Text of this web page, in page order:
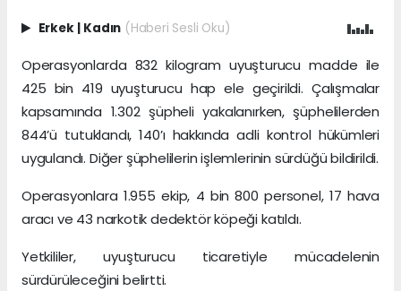
Erkek | Kadın (Haberi Sesli Oku)
Operasyonlarda 832 kilogram uyuşturucu madde ile
425 bin 419 uyuşturucu hap ele geçirildi. Çalışmalar
kapsamında 1.302 şüpheli yakalanırken, şüphelilerden
844’ü tutuklandı, 140’ı hakkında adli kontrol hükümleri
uygulandı. Diğer şüphelilerin işlemlerinin sürdüğü bildirildi.
Operasyonlara 1.955 ekip, 4 bin 800 personel, 17 hava
aracı ve 43 narkotik dedektör köpeği katıldı.
Yetkililer, uyuşturucu ticaretiyle mücadelenin
sürdürüleceğini belirtti.